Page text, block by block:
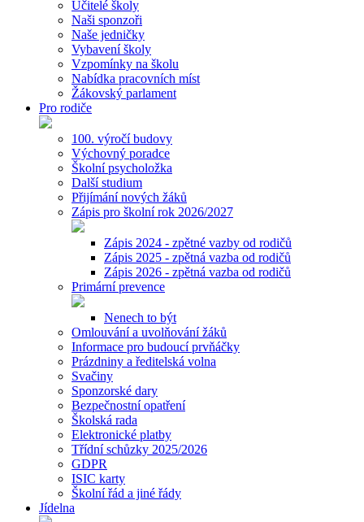
Učitelé školy
Naši sponzoři
Naše jedničky
Vybavení školy
Vzpomínky na školu
Nabídka pracovních míst
Žákovský parlament
Pro rodiče
100. výročí budovy
Výchovný poradce
Školní psycholožka
Další studium
Přijímání nových žáků
Zápis pro školní rok 2026/2027
Zápis 2024 - zpětné vazby od rodičů
Zápis 2025 - zpětná vazba od rodičů
Zápis 2026 - zpětná vazba od rodičů
Primární prevence
Nenech to být
Omlouvání a uvolňování žáků
Informace pro budoucí prvňáčky
Prázdniny a ředitelská volna
Svačiny
Sponzorské dary
Bezpečnostní opatření
Školská rada
Elektronické platby
Třídní schůzky 2025/2026
GDPR
ISIC karty
Školní řád a jiné řády
Jídelna